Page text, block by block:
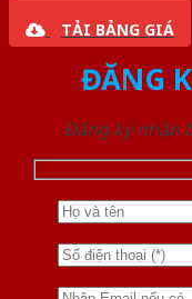
TẢI BẢNG GIÁ
ĐĂNG
Đăng ký nhận